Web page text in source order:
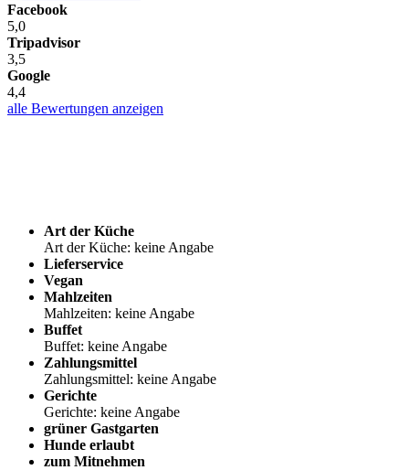
Facebook
5,0
Tripadvisor
3,5
Google
4,4
alle Bewertungen anzeigen
Art der Küche
Art der Küche: keine Angabe
Lieferservice
Vegan
Mahlzeiten
Mahlzeiten: keine Angabe
Buffet
Buffet: keine Angabe
Zahlungsmittel
Zahlungsmittel: keine Angabe
Gerichte
Gerichte: keine Angabe
grüner Gastgarten
Hunde erlaubt
zum Mitnehmen